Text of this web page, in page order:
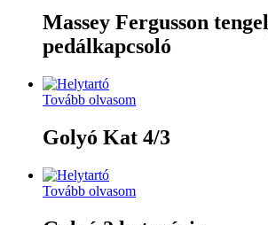
Massey Fergusson
pedálkapcsoló
Tovább olvasom
Golyó Kat 4/3
Tovább olvasom